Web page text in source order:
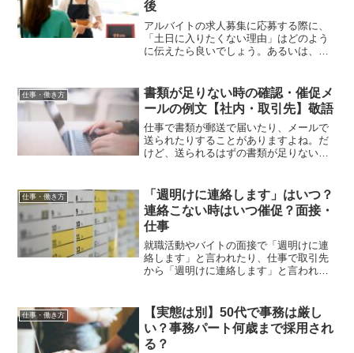
後
アルバイトの求人募集に応募する際に、
「土日に入りたくない理由」はどのよう
に伝えたら良いでしょう。あるいは、バ
力が続かない、自分の時間が取れないな
どで土日の勤務を減らした...
仕事・働き方
書類が足りない時の確認・催促メ
ールの例文【社内・取引先】敬語
仕事で書類が郵送で届いたり、メールで
送られたりすることがありますよね。だ
けど、送られるはずの書類が足りないと
催促しにくいと思う人もいるでしょう。
書類が足りない時の確認や...
仕事・働き方
「週明けに連絡します」はいつ？
連絡こない時はいつ催促？面接・
仕事
就職活動やバイトの面接で「週明けに連
絡します」と言われたり、仕事で取引先
から「週明けに連絡します」と言われる
けとは、翌週の月曜を指すのが一般的で
す。しかし、月曜が祝日だ...
仕事・働き方
【実態は別】50代で事務は厳し
い？事務パート何歳まで採用され
る？